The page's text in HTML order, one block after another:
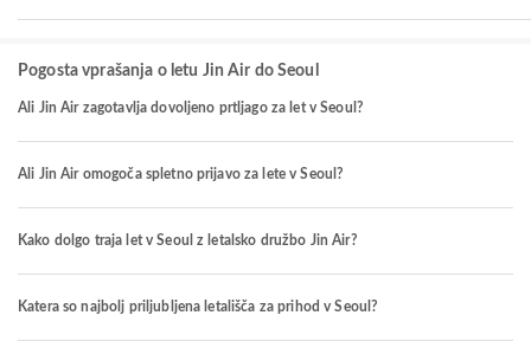
Pogosta vprašanja o letu Jin Air do Seoul
Ali Jin Air zagotavlja dovoljeno prtljago za let v Seoul?
Ali Jin Air omogoča spletno prijavo za lete v Seoul?
Kako dolgo traja let v Seoul z letalsko družbo Jin Air?
Katera so najbolj priljubljena letališča za prihod v Seoul?